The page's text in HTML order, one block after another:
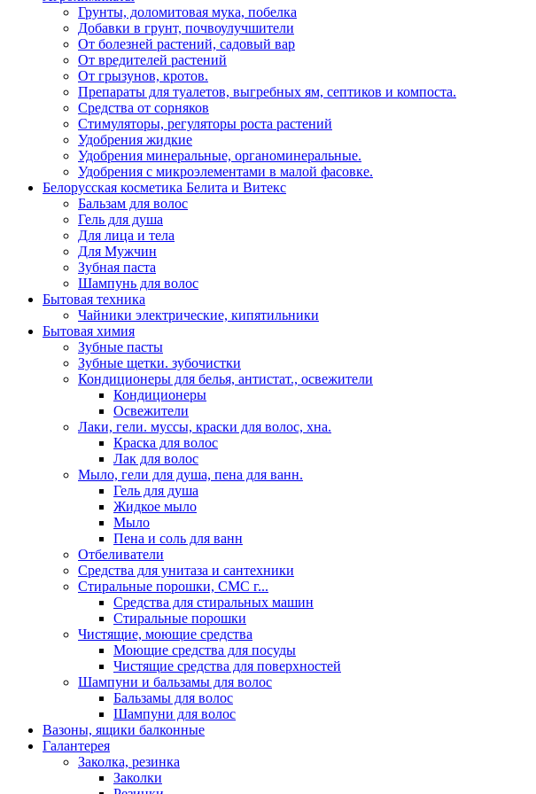
Грунты, доломитовая мука, побелка
Добавки в грунт, почвоулучшители
От болезней растений, садовый вар
От вредителей растений
От грызунов, кротов.
Препараты для туалетов, выгребных ям, септиков и компоста.
Средства от сорняков
Стимуляторы, регуляторы роста растений
Удобрения жидкие
Удобрения минеральные, органоминеральные.
Удобрения с микроэлементами в малой фасовке.
Белорусская косметика Белита и Витекс
Бальзам для волос
Гель для душа
Для лица и тела
Для Мужчин
Зубная паста
Шампунь для волос
Бытовая техника
Чайники электрические, кипятильники
Бытовая химия
Зубные пасты
Зубные щетки. зубочистки
Кондиционеры для белья, антистат., освежители
Кондиционеры
Освежители
Лаки, гели. муссы, краски для волос, хна.
Краска для волос
Лак для волос
Мыло, гели для душа, пена для ванн.
Гель для душа
Жидкое мыло
Мыло
Пена и соль для ванн
Отбеливатели
Средства для унитаза и сантехники
Стиральные порошки, СМС г...
Средства для стиральных машин
Стиральные порошки
Чистящие, моющие средства
Моющие средства для посуды
Чистящие средства для поверхностей
Шампуни и бальзамы для волос
Бальзамы для волос
Шампуни для волос
Вазоны, ящики балконные
Галантерея
Заколка, резинка
Заколки